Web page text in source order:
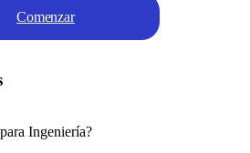
Comenzar
Ingeniería?